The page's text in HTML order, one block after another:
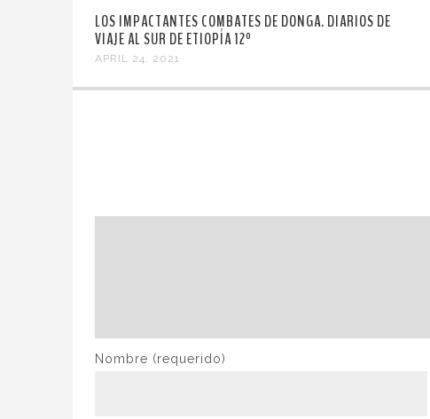
LOS IMPACTANTES COMBATES DE DONGA. DIARIOS DE
VIAJE AL SUR DE ETIOPÍA 12º
APRIL 24, 2021
Nombre (requerido)